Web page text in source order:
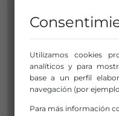
Utilizamos cookies
analíticos y para
base a un perfil
navegación (por
Para más información